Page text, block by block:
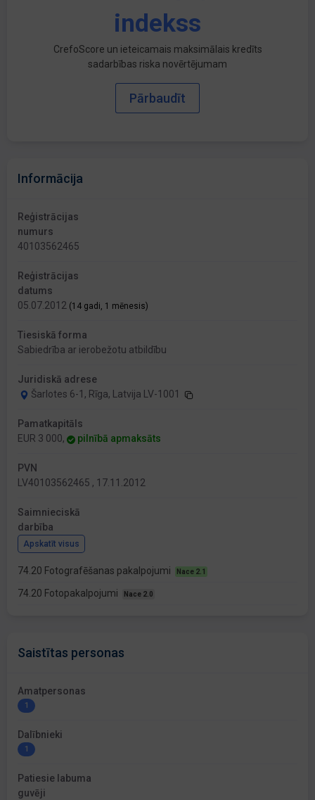
indekss
CrefoScore un ieteicamais maksimālais kredīts
sadarbības riska novērtējumam
Pārbaudīt
Informācija
Reģistrācijas
numurs
40103562465
Reģistrācijas
datums
05.07.2012 (14 gadi, 1 mēnesis)
Tiesiskā forma
Sabiedrība ar ierobežotu atbildību
Juridiskā adrese
Šarlotes 6-1, Rīga, Latvija LV-1001
Pamatkapitāls
EUR 3 000,
pilnībā apmaksāts
PVN
LV40103562465 , 17.11.2012
Saimnieciskā
darbība
Apskatīt visus
74.20 Fotografēšanas pakalpojumi Nace 2.1
74.20 Fotopakalpojumi Nace 2.0
Saistītas personas
Amatpersonas
1
Dalībnieki
1
Patiesie labuma
guvēji